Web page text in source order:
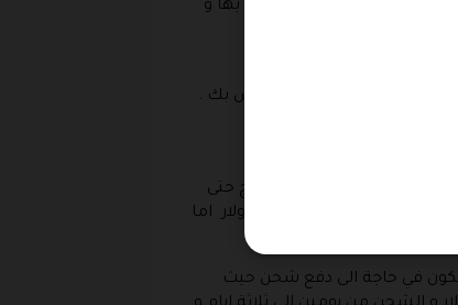
مكان مخصص لاضافة الكود بها و
.
و اضافة عنوان الشحن الخاص بك .
فيمكنك ان تقوم بشحن المنتج حتى
باب منزلك في اي ولاية من الولايات الأمريكية في اليوم الثاني مباشرة من طلب المنتج و لكن هذا الشحن هو الشحن السريع في مقابل مادي يبلغ 22 دولار اما
المتحدة بالشحن العادي فاذا كانت قيمة مشترياتك تزيد عن 50 دولار فلن تكون في حاجة الى دفع شحن حيث